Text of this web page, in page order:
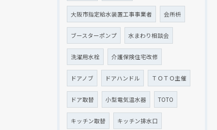
大阪市指定給水装置工事事業者 会所枡
ブースターポンプ 水まわり相談会
洗濯用水栓 介護保険住宅改修
ドアノブ ドアハンドル ＴＯＴＯ主催
ドア取替 小型電気温水器 TOTO
キッチン取替 キッチン排水口